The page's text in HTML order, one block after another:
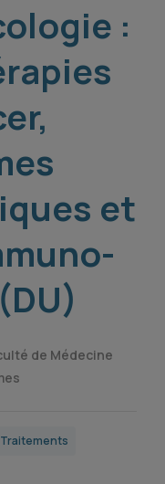
:
et
de Médecine
Traitements